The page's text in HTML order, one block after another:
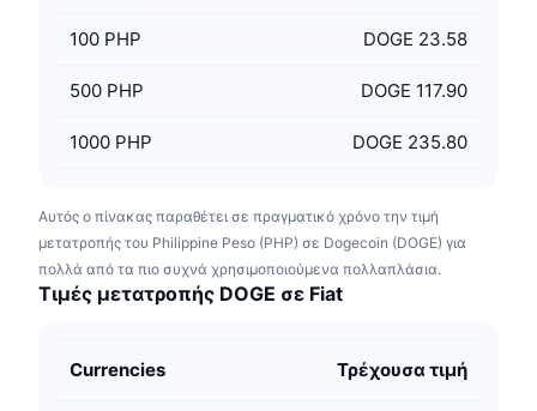
100 PHP DOGE 23.58
500 PHP DOGE 117.90
1000 PHP DOGE 235.80
Αυτός ο πίνακας παραθέτει σε πραγματικό χρόνο την τιμή
μετατροπής του Philippine Peso (PHP) σε Dogecoin (DOGE) για
πολλά από τα πιο συχνά χρησιμοποιούμενα πολλαπλάσια.
Τιμές μετατροπής DOGE σε Fiat
Currencies Τρέχουσα τιμή